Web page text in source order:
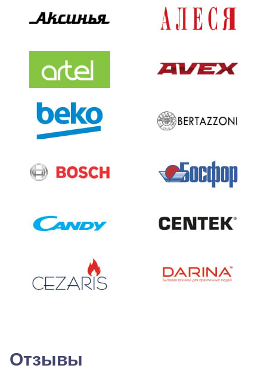
Отзывы